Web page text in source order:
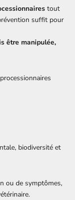
tout
suffit pour
être manipulée,
biodiversité et
ou de symptômes,